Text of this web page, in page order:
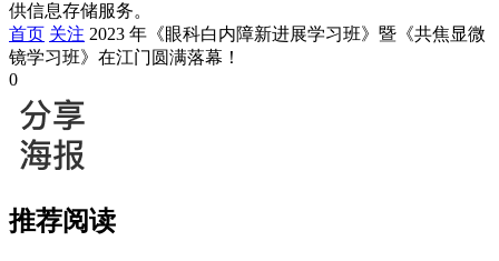
供信息存储服务。
首页 关注 2023 年《眼科白内障新进展学习班》暨《共焦显微
镜学习班》在江门圆满落幕！
0
推荐阅读